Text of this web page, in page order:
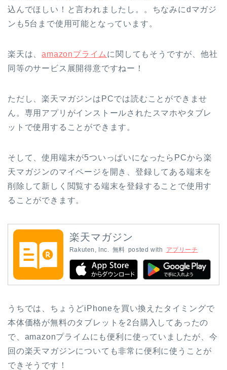
込んでほしい！と言われましたし。。ちなみにdマガジ
ンも5台まで使用可能となっています。
楽天は、amazonプライム に関してもそうですが、他社
同等のサービス展開得意ですねー！
ただし、楽天マガジンはPCでは読むことができませ
ん。専用アプリがインストールされたスマホやタブレ
ットで使用することができます。
そして、使用端末が5ついっぱいになったらPCから楽
天マガジンのマイページを開き、登録してある端末を
削除して新しく閲覧する端末を登録することで使用す
ることができます。
楽天マガジン
Rakuten, Inc. 無料 posted with アプリーチ
うちでは、ちょうどiPhoneを買い換えたタイミングで
本体価格が無料のタブレットを2台購入してあったの
で、amazonプライムにも便利に使っていましたが、今
回の楽天マガジンについても非常に便利に使うことが
できそうです！